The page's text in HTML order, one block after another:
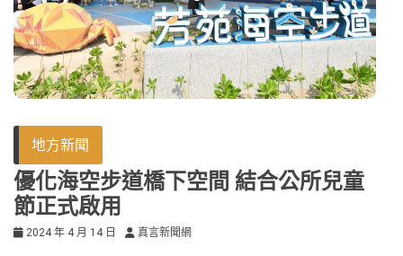
地方新聞
優化海空步道橋下空間 結合公所兒童
節正式啟用
2024 年 4 月 14 日 真言新聞網